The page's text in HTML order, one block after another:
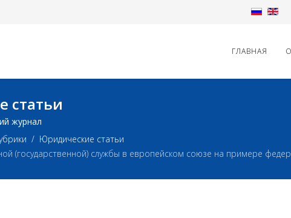
ГЛАВНАЯ
статьи
журнал
Юридические статьи
(государственной) службы в европейском союзе на примере